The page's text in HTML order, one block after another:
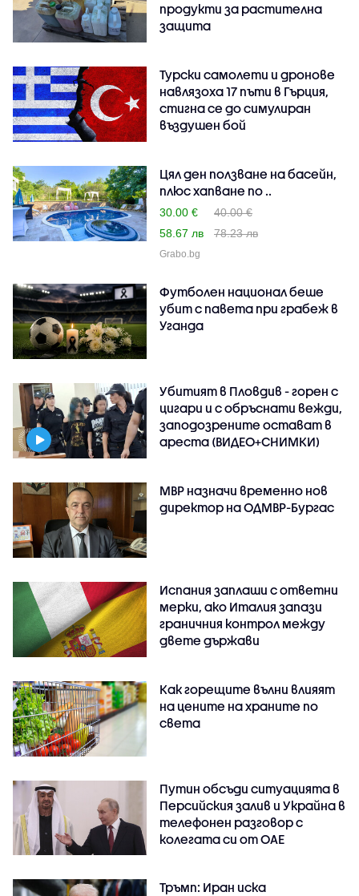
продукти за растителна
защита
Турски самолети и дронове
навлязоха 17 пъти в Гърция,
стигна се до симулиран
въздушен бой
Цял ден ползване на басейн,
плюс хапване по ..
30.00 €
40.00 €
58.67 лв
78.23 лв
Grabo.bg
Футболен национал беше
убит с павета при грабеж в
Уганда
Убитият в Пловдив - горен с
цигари и с обръснати вежди,
заподозрените остават в
ареста (ВИДЕО+СНИМКИ)
МВР назначи временно нов
директор на ОДМВР-Бургас
Испания заплаши с ответни
мерки, ако Италия запази
граничния контрол между
двете държави
Как горещите вълни влияят
на цените на храните по
света
Путин обсъди ситуацията в
Персийския залив и Украйна в
телефонен разговор с
колегата си от ОАЕ
Тръмп: Иран иска